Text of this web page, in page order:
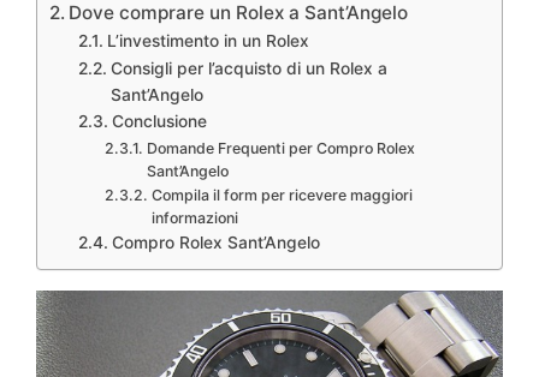
Dove comprare un Rolex a Sant’Angelo
L’investimento in un Rolex
Consigli per l’acquisto di un Rolex a
Sant’Angelo
Conclusione
Domande Frequenti per Compro Rolex
Sant’Angelo
Compila il form per ricevere maggiori
informazioni
Compro Rolex Sant’Angelo